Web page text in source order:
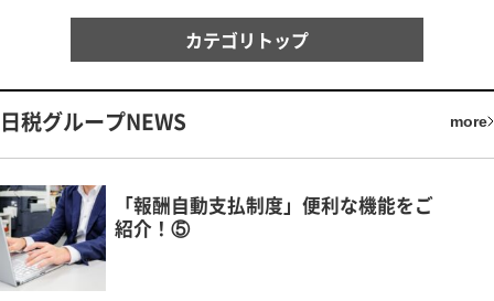
カテゴリトップ
日税グループNEWS more
「報酬自動支払制度」便利な機能をご
紹介！⑤